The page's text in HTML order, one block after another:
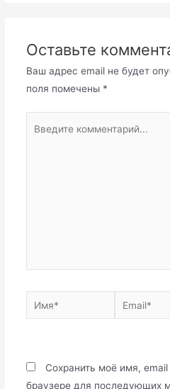
Оставьте
Ваш адрес email не будет
поля помечены *
комментарий...
Имя* Email*
Сохранить моё имя,
браузере для последующих